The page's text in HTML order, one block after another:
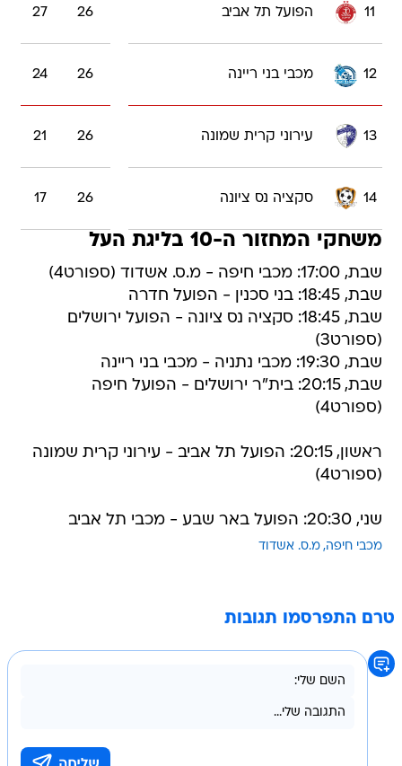
11 הפועל תל אביב 26
27
12 מכבי בני ריינה 26
24
13 עירוני קרית שמונה 26
21
14 סקציה נס ציונה 26
17
משחקי המחזור ה-10 בליגת העל
שבת, 17:00: מכבי חיפה - מ.ס. אשדוד (ספורט4)
שבת, 18:45: בני סכנין - הפועל חדרה
שבת, 18:45: סקציה נס ציונה - הפועל ירושלים
(ספורט3)
שבת, 19:30: מכבי נתניה - מכבי בני ריינה
שבת, 20:15: בית"ר ירושלים - הפועל חיפה
(ספורט4)
ראשון, 20:15: הפועל תל אביב - עירוני קרית שמונה
(ספורט4)
שני, 20:30: הפועל באר שבע - מכבי תל אביב
מכבי חיפה מ.ס. אשדוד
טרם התפרסמו תגובות